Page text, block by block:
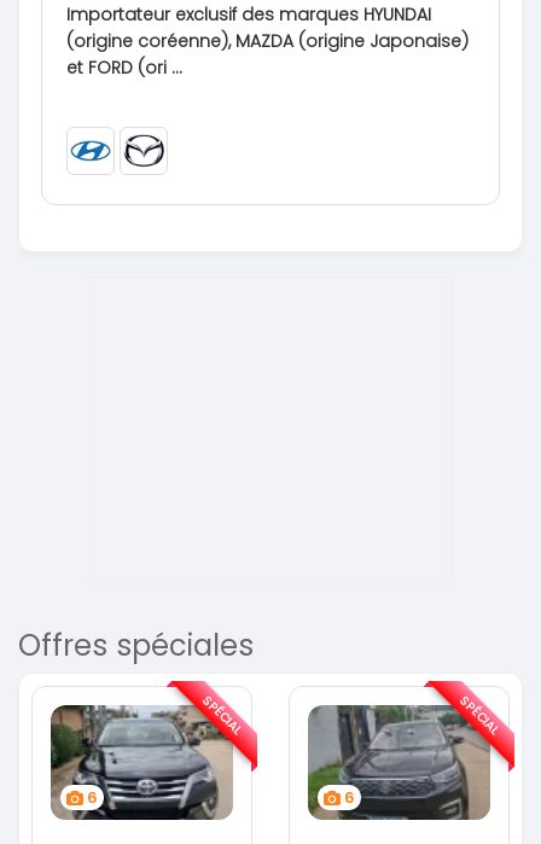
Importateur exclusif des marques HYUNDAI
(origine coréenne), MAZDA (origine Japonaise)
et FORD (ori ...
Offres spéciales
6
SPÉCIAL
6
SPÉCIAL